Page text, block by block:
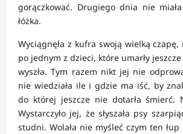
gorączkować. Drugiego dnia nie
łóżka.
Wyciągnęła z kufra swoją wielką
po jednym z dzieci, które umarły
wyszła. Tym razem nikt jej nie
nie wiedziała ile i gdzie ma iść, by
do której jeszcze nie dotarła śmierć.
Wystarczyło jej, że słyszała psy
studni. Wolała nie myśleć czym ten łup